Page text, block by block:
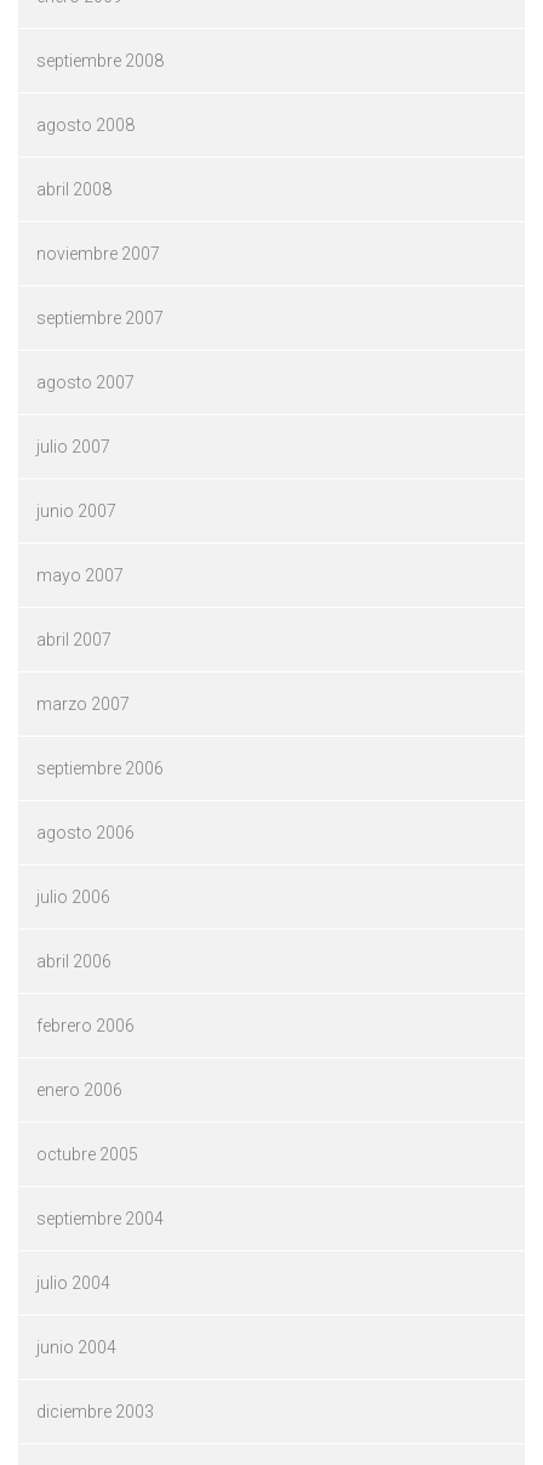
septiembre 2008
agosto 2008
abril 2008
noviembre 2007
septiembre 2007
agosto 2007
julio 2007
junio 2007
mayo 2007
abril 2007
marzo 2007
septiembre 2006
agosto 2006
julio 2006
abril 2006
febrero 2006
enero 2006
octubre 2005
septiembre 2004
julio 2004
junio 2004
diciembre 2003